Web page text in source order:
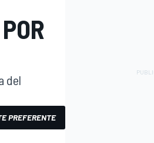
del
PREFERENTE